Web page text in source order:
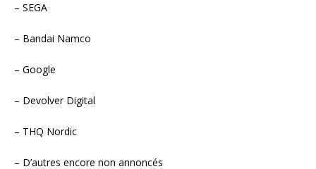
– SEGA
– Bandai Namco
– Google
– Devolver Digital
– THQ Nordic
– D’autres encore non annoncés